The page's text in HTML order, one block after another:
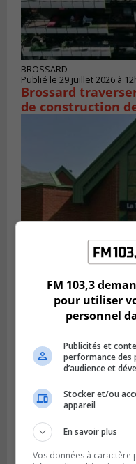
BROSSARD
Publié le 29 juillet 2026 à
Brossard
de construction
VIEUX-LONGUEUIL
Publié le 28 juillet 2026 à
La Tablée des
FM 103,3
pour utiliser
personnel
Publicités et
performance des
d’audience et
Stocker et/ou
appareil
En savoir plus
Vos données à